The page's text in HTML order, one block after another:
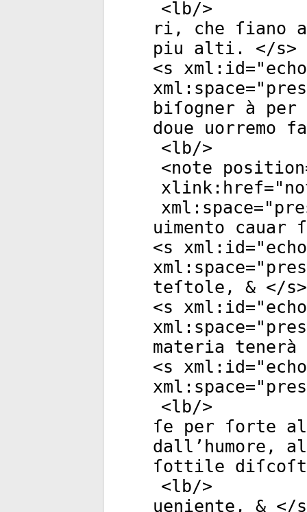
<lb/>
ri, che ſiano
piu alti. </s>
<s xml:id="
xml:space="
biſogner à
doue uorremo
<lb/>
<note position
xlink:href="
xml:space="
uimento
<s xml:id="
xml:space="
teſtole, & </s>
<s xml:id="
xml:space="
materia
<s xml:id="
xml:space="
<lb/>
ſe per ſorte
dall’humore,
ſottile
<lb/>
ueniente, & </s